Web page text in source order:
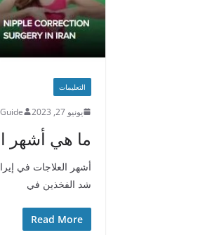
التعليمات
يونيو 27, 2023
ما هي أشهر
شد الفخذين في
Read More